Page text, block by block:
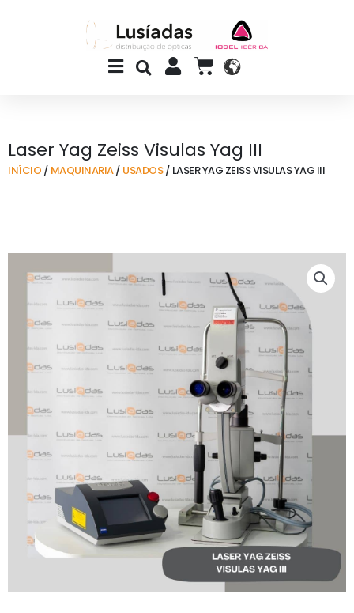
Main
Menu
CART
Laser Yag Zeiss Visulas Yag III
INÍCIO / MAQUINARIA/ USADOS/ LASER YAG ZEISS VISULAS YAG III